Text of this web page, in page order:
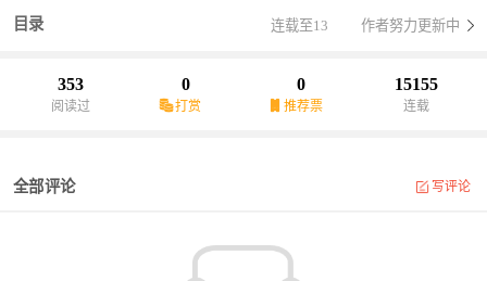
目录 连载至13 作者努力更新中
353
阅读过
0
打赏
0
推荐票
15155
连载
全部评论 写评论